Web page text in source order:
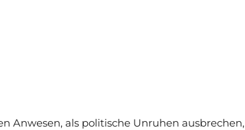
Anwesen, als politische Unruhen ausbrechen,